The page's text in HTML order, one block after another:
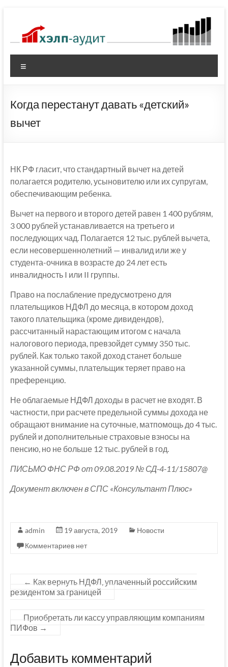
содержимому
Когда перестанут давать «детский»
вычет
НК РФ гласит, что стандартный вычет на детей
полагается родителю, усыновителю или их супругам,
обеспечивающим ребенка.
Вычет на первого и второго детей равен 1 400 рублям,
3 000 рублей устанавливается на третьего и
последующих чад. Полагается 12 тыс. рублей вычета,
если несовершеннолетний — инвалид или же у
студента-очника в возрасте до 24 лет есть
инвалидность I или II группы.
Право на послабление предусмотрено для
плательщиков НДФЛ до месяца, в котором доход
такого плательщика (кроме дивидендов),
рассчитанный нарастающим итогом с начала
налогового периода, превзойдет сумму 350 тыс.
рублей. Как только такой доход станет больше
указанной суммы, плательщик теряет право на
преференцию.
Не облагаемые НДФЛ доходы в расчет не входят. В
частности, при расчете предельной суммы дохода не
обращают внимание на суточные, матпомощь до 4 тыс.
рублей и дополнительные страховые взносы на
пенсию, но не больше 12 тыс. рублей в год.
ПИСЬМО ФНС РФ от 09.08.2019 № СД-4-11/15807@
Документ включен в СПС «Консультант Плюс»
admin 19 августа, 2019
Новости
Комментариев нет
← Как вернуть НДФЛ, уплаченный российским
резидентом за границей
Приобретать ли кассу управляющим компаниям
ПИФов →
Добавить комментарий